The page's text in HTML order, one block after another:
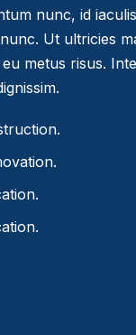
nunc, id
Ut ultricies
metus risus.